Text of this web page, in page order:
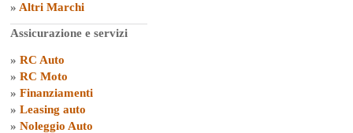
» Altri Marchi
Assicurazione e servizi
» RC Auto
» RC Moto
» Finanziamenti
» Leasing auto
» Noleggio Auto